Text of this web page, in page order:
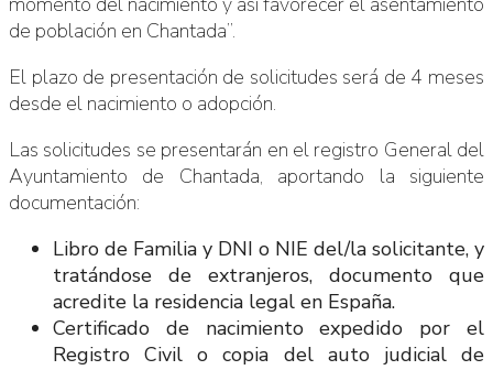
de población en Chantada”.
El plazo de presentación de solicitudes será de 4 meses
desde el nacimiento o adopción.
Las solicitudes se presentarán en el registro General del
Ayuntamiento de Chantada, aportando la siguiente
documentación:
Libro de Familia y DNI o NIE del/la solicitante, y
tratándose de extranjeros, documento que
acredite la residencia legal en España.
Certificado de nacimiento expedido por el
Registro Civil o copia del auto judicial de